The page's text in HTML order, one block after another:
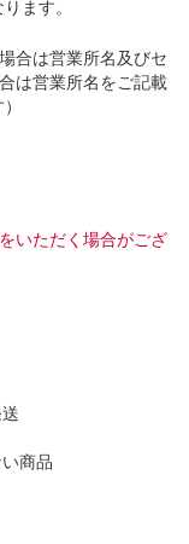
ます。
合は営業所名及びセ
は営業所名をご記載
いただく場合がござ
商品